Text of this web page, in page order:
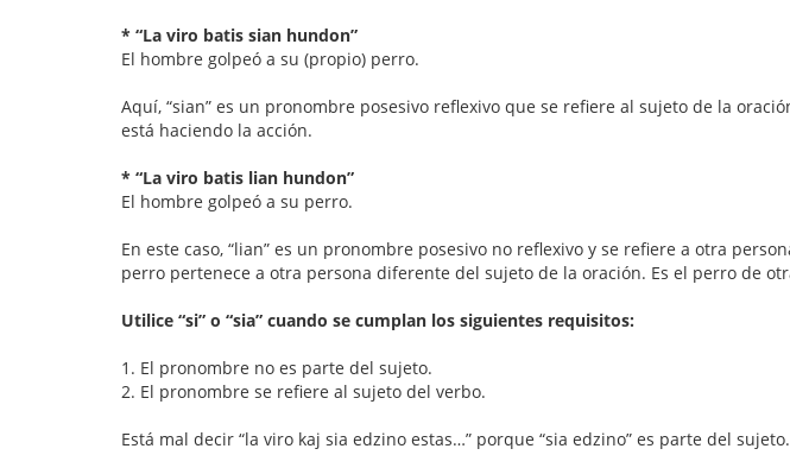
* “La viro batis sian hundon”
El hombre golpeó a su (propio) perro.
Aquí, “sian” es un pronombre posesivo reflexivo que se refiere al sujeto de la
está haciendo la acción.
* “La viro batis lian hundon”
El hombre golpeó a su perro.
En este caso, “lian” es un pronombre posesivo no reflexivo y se refiere a otra
perro pertenece a otra persona diferente del sujeto de la oración. Es el perro de
Utilice “si” o “sia” cuando se cumplan los siguientes requisitos:
1. El pronombre no es parte del sujeto.
2. El pronombre se refiere al sujeto del verbo.
Está mal decir “la viro kaj sia edzino estas…” porque “sia edzino” es parte del